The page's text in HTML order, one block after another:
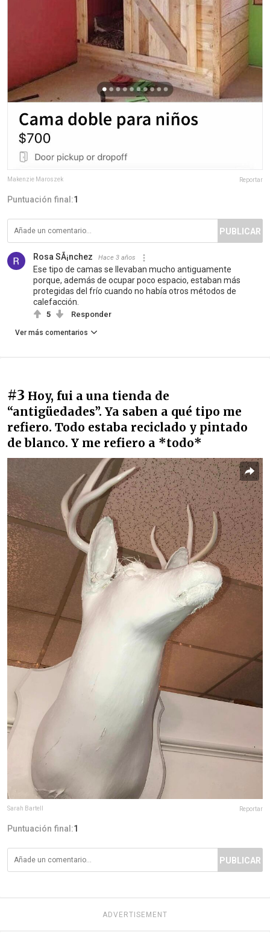
Makenzie Maroszek Reportar
Puntuación final:1
PUBLICAR
Rosa SÃ¡nchez Hace 3 años
Ese tipo de camas se llevaban mucho antiguamente
porque, además de ocupar poco espacio, estaban más
protegidas del frío cuando no había otros métodos de
calefacción.
5 Responder
Ver más comentarios
#3 Hoy, fui a una tienda de
“antigüedades”. Ya saben a qué tipo me
refiero. Todo estaba reciclado y pintado
de blanco. Y me refiero a *todo*
Sarah Bartell Reportar
Puntuación final:1
PUBLICAR
ADVERTISEMENT